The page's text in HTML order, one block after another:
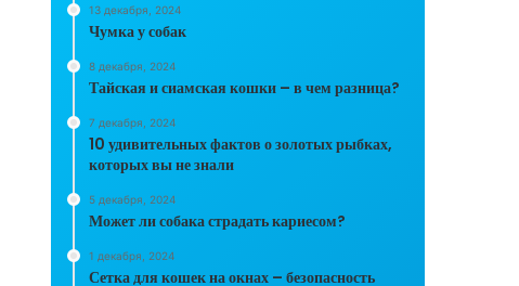
13 декабря, 2024
Чумка у собак
8 декабря, 2024
Тайская и сиамская кошки – в чем разница?
7 декабря, 2024
10 удивительных фактов о золотых рыбках,
которых вы не знали
5 декабря, 2024
Может ли собака страдать кариесом?
1 декабря, 2024
Сетка для кошек на окнах – безопасность